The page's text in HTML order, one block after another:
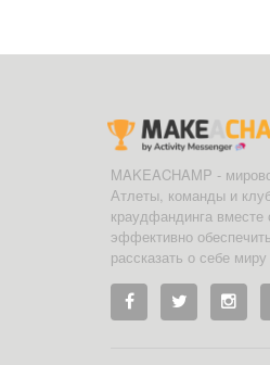
MAKEACHAMP -
Атлеты, команды и
краудфандинга
эффективно
рассказать о себе